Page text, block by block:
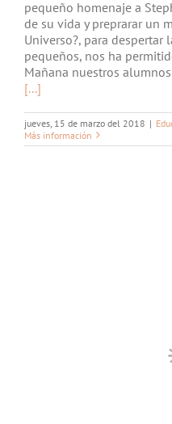
pequeño homenaje a
de su vida y preprarar un
Universo?, para despertar
pequeños, nos ha
Mañana nuestros
[...]
jueves, 15 de marzo del 2018 |
Más información